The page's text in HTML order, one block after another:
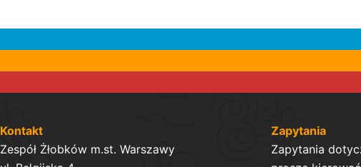
Kontakt
Zespół Żłobków m.st. Warszawy
Zapytania
Zapytania